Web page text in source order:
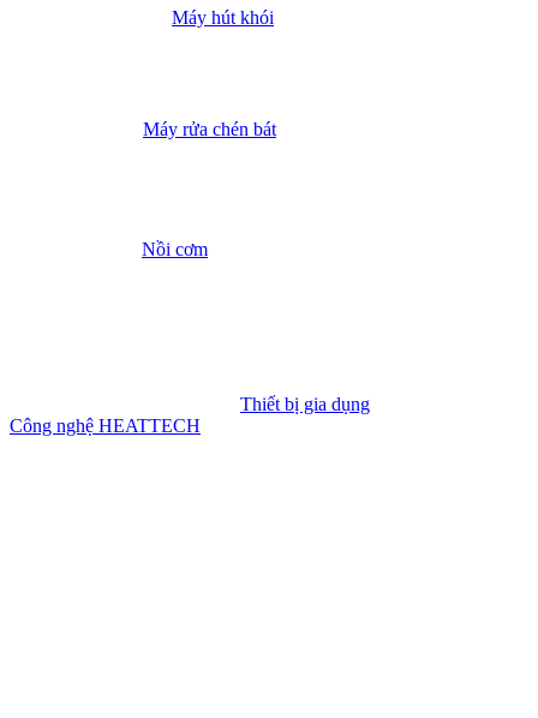
Máy hút khói
Máy rửa chén bát
Nồi cơm
Thiết bị gia dụng
Công nghệ HEATTECH